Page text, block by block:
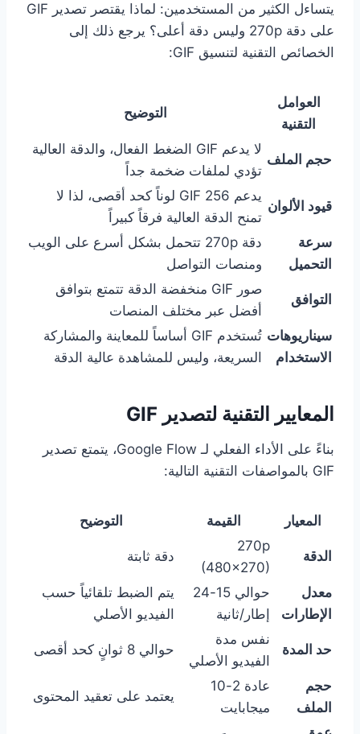
يتساءل الكثير من المستخدمين: لماذا يقتصر تصدير GIF
على دقة 270p وليس دقة أعلى؟ يرجع ذلك إلى
الخصائص التقنية لتنسيق GIF:
العوامل
التقنية
التوضيح
حجم الملف
لا يدعم GIF الضغط الفعال، والدقة العالية
تؤدي لملفات ضخمة جداً
قيود الألوان
يدعم GIF 256 لوناً كحد أقصى، لذا لا
تمنح الدقة العالية فرقاً كبيراً
سرعة
التحميل
دقة 270p تتحمل بشكل أسرع على الويب
ومنصات التواصل
التوافق
صور GIF منخفضة الدقة تتمتع بتوافق
أفضل عبر مختلف المنصات
سيناريوهات
الاستخدام
تُستخدم GIF أساساً للمعاينة والمشاركة
السريعة، وليس للمشاهدة عالية الدقة
المعايير التقنية لتصدير GIF
بناءً على الأداء الفعلي لـ Google Flow، يتمتع تصدير
GIF بالمواصفات التقنية التالية:
المعيار القيمة التوضيح
الدقة
270p
(480×270)
دقة ثابتة
معدل
الإطارات
حوالي 15-24
إطار/ثانية
يتم الضبط تلقائياً حسب
الفيديو الأصلي
حد المدة
نفس مدة
الفيديو الأصلي
حوالي 8 ثوانٍ كحد أقصى
حجم
الملف
عادة 2-10
ميجابايت
يعتمد على تعقيد المحتوى